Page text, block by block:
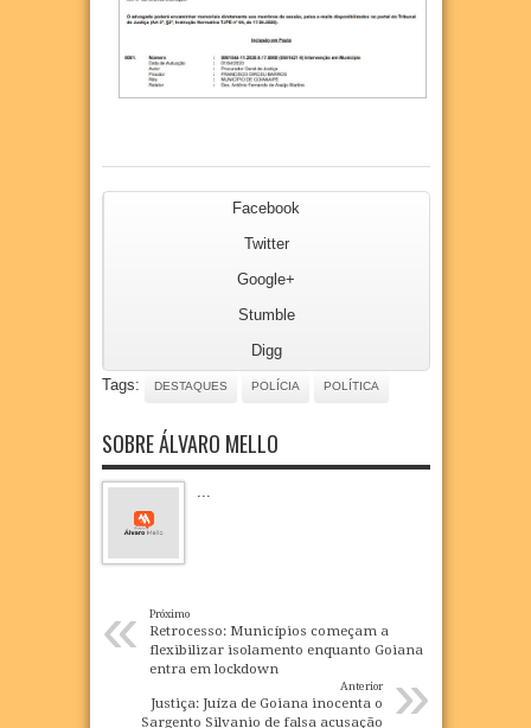
Facebook
Twitter
Google+
Stumble
Digg
Tags:
DESTAQUES POLÍCIA POLÍTICA
SOBRE ÁLVARO MELLO
« Próximo
Retrocesso: Municípios começam a
flexibilizar isolamento enquanto Goiana
entra em lockdown
»
Anterior
Justiça: Juíza de Goiana inocenta o
Sargento Silvanio de falsa acusação